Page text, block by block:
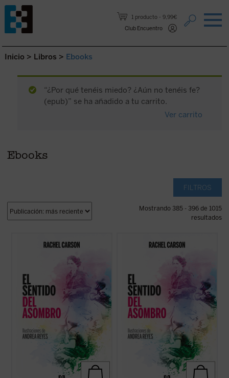
1 producto
9,99€
Club Encuentro
Saltar al contenido.
Inicio > Libros > Ebooks
“¿Por qué tenéis miedo? ¿Aún no tenéis fe?
(epub)” se ha añadido a tu carrito.
Ver carrito
Ebooks
FILTROS
Mostrando 385 - 396 de 1015
resultados
El principal legado de Carson fue
enseñarnos que no hay mejor manera de
su grandeza. Este pequeño clásico,
traducido por primera vez al español y
bellamente ilustrado, es un antídoto
refrescante contra ...
El principal legado de Carson fue
enseñarnos que no hay mejor manera de
su grandeza. Este pequeño clásico,
traducido por primera vez al español y
bellamente ilustrado, es un antídoto
refrescante contra ...